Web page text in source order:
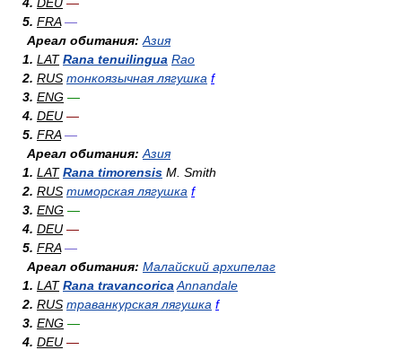
5. FRA —
Ареал обитания: Азия
1. LAT Rana tenuilingua Rao
2. RUS тонкоязычная лягушка f
3. ENG —
4. DEU —
5. FRA —
Ареал обитания: Азия
1. LAT Rana timorensis M. Smith
2. RUS тиморская лягушка f
3. ENG —
4. DEU —
5. FRA —
Ареал обитания: Малайский архипелаг
1. LAT Rana travancorica Annandale
2. RUS траванкурская лягушка f
3. ENG —
4. DEU —